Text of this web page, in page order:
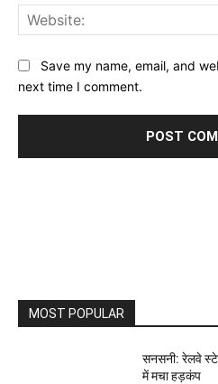
Save my name, email, and
next time I comment.
MOST POPULAR
सनसनी: रेलवे
में मचा हड़कंप